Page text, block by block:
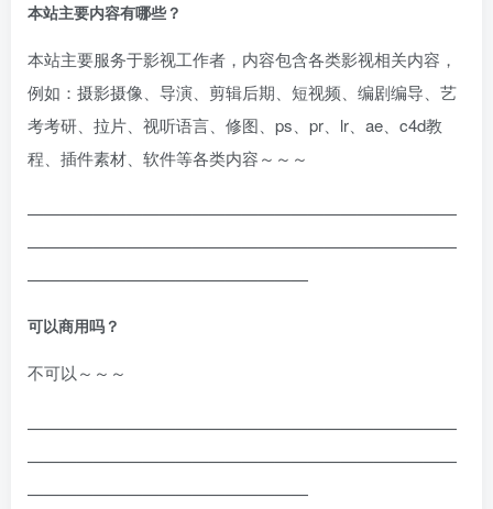
本站主要内容有哪些？
本站主要服务于影视工作者，内容包含各类影视相关内容，
例如：摄影摄像、导演、剪辑后期、短视频、编剧编导、艺
考考研、拉片、视听语言、修图、ps、pr、lr、ae、c4d教
程、插件素材、软件等各类内容～～～
——————————————————————————
——————————————————————————
—————————————————
可以商用吗？
不可以～～～
——————————————————————————
——————————————————————————
—————————————————